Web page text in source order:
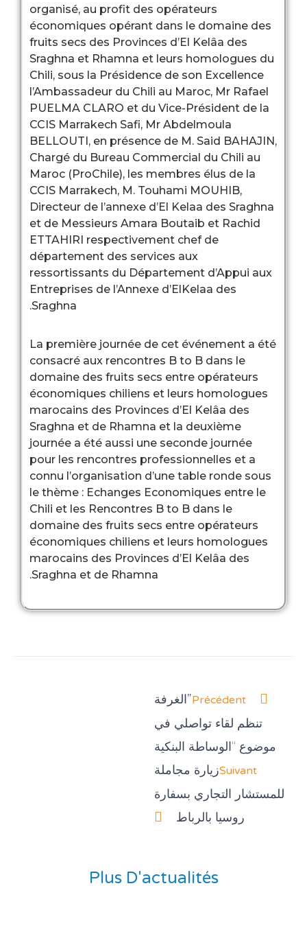
organisé, au profit des
économiques opérant dans
fruits secs des Provinces
Sraghna et Rhamna et
Chili, sous la Présidence de
l’Ambassadeur du Chili au
PUELMA CLARO et du
CCIS Marrakech Safi, Mr
BELLOUTI, en présence de
Chargé du Bureau
Maroc (ProChile), les
CCIS Marrakech, M.
Directeur de l’annexe d’El
et de Messieurs Amara
ETTAHIRI respectivement
département des services
ressortissants du
Entreprises de l’Annexe
La première journée de cet
consacré aux rencontres B
domaine des fruits secs
économiques chiliens et
marocains des Provinces
Sraghna et de Rhamna et la
journée a été aussi une
pour les rencontres
connu l’organisation d’une
le thème : Echanges
Chili et les Rencontres B to
domaine des fruits secs
économiques chiliens et
marocains des Provinces
Sraghna et de Rhamna.
Plus